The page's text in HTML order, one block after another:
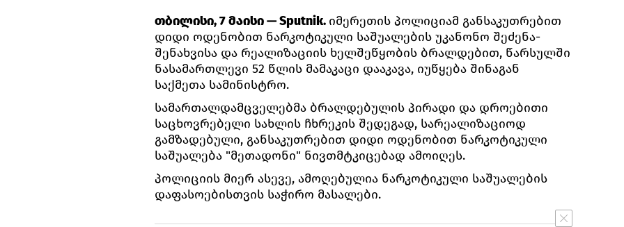
თბილისი, 7 მაისი — Sputnik. იმერეთის პოლიციამ განსაკუთრებით
დიდი ოდენობით ნარკოტიკული საშუალების უკანონო შეძენა-
შენახვისა და რეალიზაციის ხელშეწყობის ბრალდებით, წარსულში
ნასამართლევი 52 წლის მამაკაცი დააკავა, იუწყება შინაგან
საქმეთა სამინისტრო.
სამართალდამცველებმა ბრალდებულის პირადი და დროებითი
საცხოვრებელი სახლის ჩხრეკის შედეგად, სარეალიზაციოდ
გამზადებული, განსაკუთრებით დიდი ოდენობით ნარკოტიკული
საშუალება "მეთადონი" ნივთმტკიცებად ამოიღეს.
პოლიციის მიერ ასევე, ამოღებულია ნარკოტიკული საშუალების
დაფასოებისთვის საჭირო მასალები.